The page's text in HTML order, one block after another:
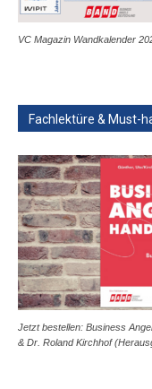
VC Magazin Wandkalender
Fachlektüre & Must-
Jetzt bestellen: Business
& Dr. Roland Kirchhof